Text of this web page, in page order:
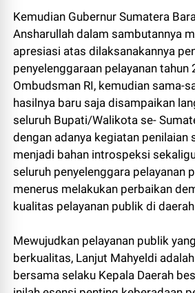
Kemudian Gubernur Sumatera
Ansharullah dalam sambutannya
apresiasi atas dilaksanakannya
penyelenggaraan pelayanan tahun
Ombudsman RI, kemudian sama-
hasilnya baru saja disampaikan
seluruh Bupati/Walikota se-
dengan adanya kegiatan penilaian
menjadi bahan introspeksi
seluruh penyelenggara pelayanan
menerus melakukan perbaikan
kualitas pelayanan publik di
Mewujudkan pelayanan publik
berkualitas, Lanjut Mahyeldi
bersama selaku Kepala Daerah